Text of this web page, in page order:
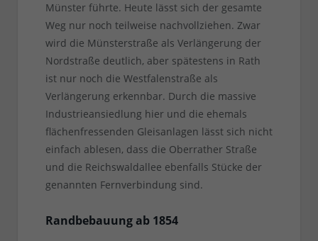
Münster führte. Heute lässt sich der gesamte
Weg nur noch teilweise nachvollziehen. Zwar
wird die Münsterstraße als Verlängerung der
Nordstraße deutlich, aber spätestens in Rath
ist nur noch die Westfalenstraße als
Verlängerung erkennbar. Durch die massive
Industrieansiedlung hier und die ehemals
flächenfressenden Gleisanlagen lässt sich nicht
einfach ablesen, dass die Oberrather Straße
und die Reichswaldallee ebenfalls Stücke der
genannten Fernverbindung sind.
Randbebauung ab 1854